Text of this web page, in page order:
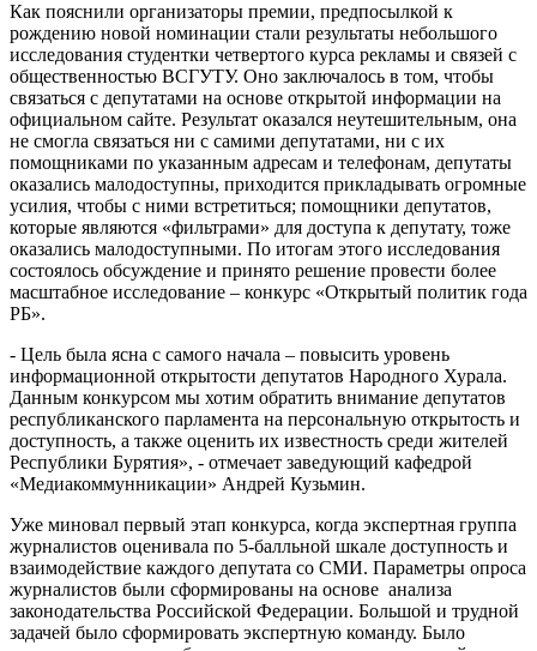
Как пояснили организаторы премии, предпосылкой к
рождению новой номинации стали результаты небольшого
исследования студентки четвертого курса рекламы и связей с
общественностью ВСГУТУ. Оно заключалось в том, чтобы
связаться с депутатами на основе открытой информации на
официальном сайте. Результат оказался неутешительным, она
не смогла связаться ни с самими депутатами, ни с их
помощниками по указанным адресам и телефонам, депутаты
оказались малодоступны, приходится прикладывать огромные
усилия, чтобы с ними встретиться; помощники депутатов,
которые являются «фильтрами» для доступа к депутату, тоже
оказались малодоступными. По итогам этого исследования
состоялось обсуждение и принято решение провести более
масштабное исследование – конкурс «Открытый политик года
РБ».
- Цель была ясна с самого начала – повысить уровень
информационной открытости депутатов Народного Хурала.
Данным конкурсом мы хотим обратить внимание депутатов
республиканского парламента на персональную открытость и
доступность, а также оценить их известность среди жителей
Республики Бурятия», - отмечает заведующий кафедрой
«Медиакоммунникации» Андрей Кузьмин.
Уже миновал первый этап конкурса, когда экспертная группа
журналистов оценивала по 5-балльной шкале доступность и
взаимодействие каждого депутата со СМИ. Параметры опроса
журналистов были сформированы на основе анализа
законодательства Российской Федерации. Большой и трудной
задачей было сформировать экспертную команду. Было